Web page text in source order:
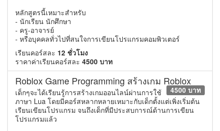
หลักสูตรนี้เหมาะสำหรับ
- นักเรียน นักศึกษา
- ครู-อาจารย์
- หรือบุคคลทั่วไปที่สนใจการเขียนโปรแกรมคอมพิวเตอร์
เรียนคอร์สละ 12 ชั่วโมง
ราคาค่าเรียนคอร์สละ 4500 บาท
Roblox Game Programming สร้างเกม Roblox
4500 บาท
เด็กๆจะได้เรียนรู้การสร้างเกมออนไลน์ผ่านการใช้
ภาษา Lua โดยมีคอร์สหลากหลายเหมาะกับเด็กตั้งแต่เพิ่งเริ่มต้น
เรียนเขียนโปรแกรม จนถึงเด็กที่มีประสบการณ์ด้านการเขียน
โปรแกรมแล้ว